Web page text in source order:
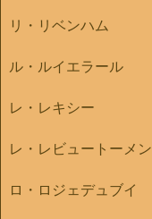
リ・リベンハム
ル・ルイエラール
レ・レキシー
レ・レビュートーメン
ロ・ロジェデュブイ